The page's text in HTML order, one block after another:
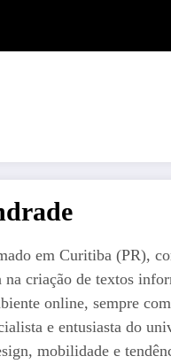
em Curitiba (PR),
na criação de textos
online, sempre
e entusiasta do
mobilidade e